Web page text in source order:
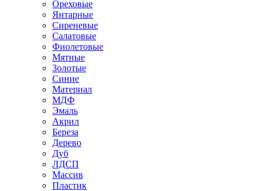
Ореховые
Янтарные
Сиреневые
Салатовые
Фиолетовые
Мятные
Золотые
Синие
Материал
МДФ
Эмаль
Акрил
Береза
Дерево
Дуб
ЛДСП
Массив
Пластик